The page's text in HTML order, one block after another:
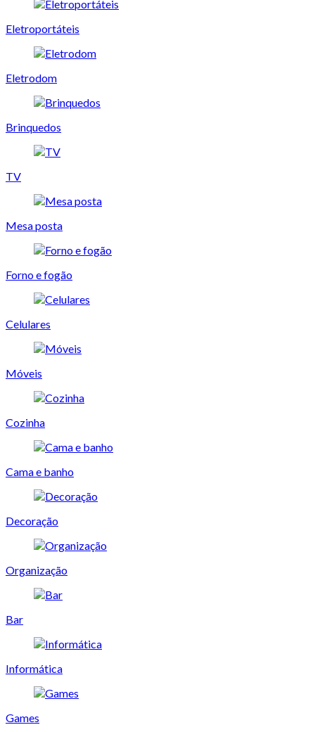
Eletroportáteis
Eletrodom
Brinquedos
TV
Mesa posta
Forno e fogão
Celulares
Móveis
Cozinha
Cama e banho
Decoração
Organização
Bar
Informática
Games